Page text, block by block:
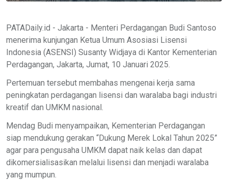
PATADaily.id - Jakarta - Menteri Perdagangan Budi Santoso
menerima kunjungan Ketua Umum Asosiasi Lisensi
Indonesia (ASENSI) Susanty Widjaya di Kantor Kementerian
Perdagangan, Jakarta, Jumat, 10 Januari 2025.
Pertemuan tersebut membahas mengenai kerja sama
peningkatan perdagangan lisensi dan waralaba bagi industri
kreatif dan UMKM nasional.
Mendag Budi menyampaikan, Kementerian Perdagangan
siap mendukung gerakan “Dukung Merek Lokal Tahun 2025”
agar para pengusaha UMKM dapat naik kelas dan dapat
dikomersialisasikan melalui lisensi dan menjadi waralaba
yang mumpun.